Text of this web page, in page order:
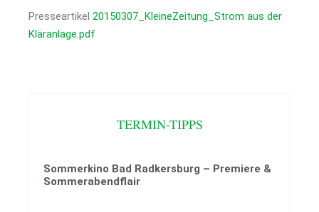
Presseartikel 20150307_KleineZeitung_Strom aus der
Kläranlage.pdf
TERMIN-TIPPS
Sommerkino Bad Radkersburg – Premiere &
Sommerabendflair